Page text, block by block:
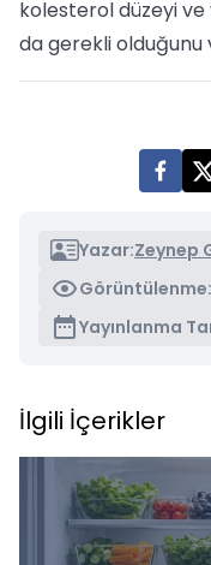
kolesterol düzeyi ve
da gerekli olduğunu
Yazar:Zeynep
Görüntülenme:
Yayınlanma
İlgili İçerikler